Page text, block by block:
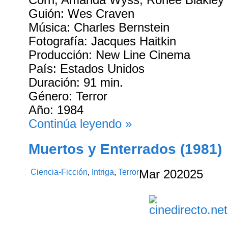
Guión: Wes Craven
Música: Charles Bernstein
Fotografía: Jacques Haitkin
Producción: New Line Cinema
País: Estados Unidos
Duración: 91 min.
Género: Terror
Año: 1984
Continúa leyendo »
Muertos y Enterrados (1981)
Ciencia-Ficción, Intriga,TerrorMar 202025